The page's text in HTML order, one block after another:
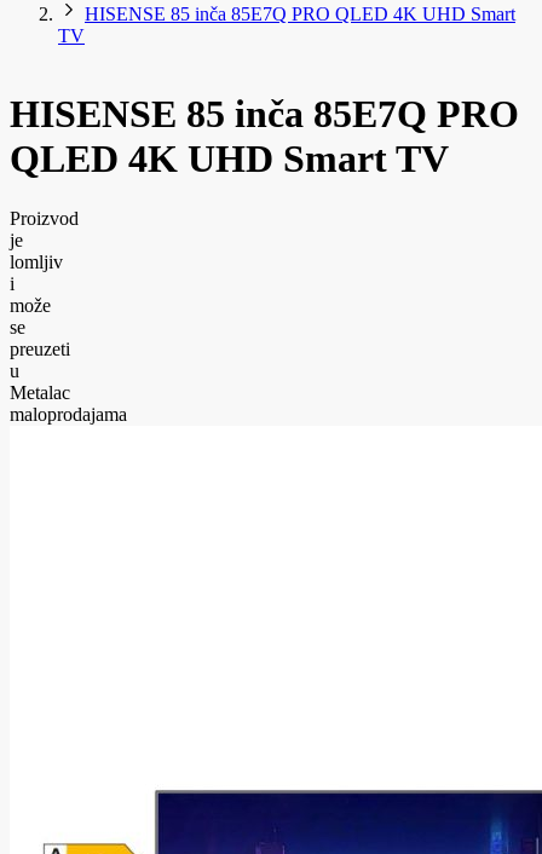
HISENSE 85 inča 85E7Q PRO QLED 4K UHD Smart
TV
HISENSE 85 inča 85E7Q PRO
QLED 4K UHD Smart TV
Proizvod
je
lomljiv
i
može
se
preuzeti
u
Metalac
maloprodajama